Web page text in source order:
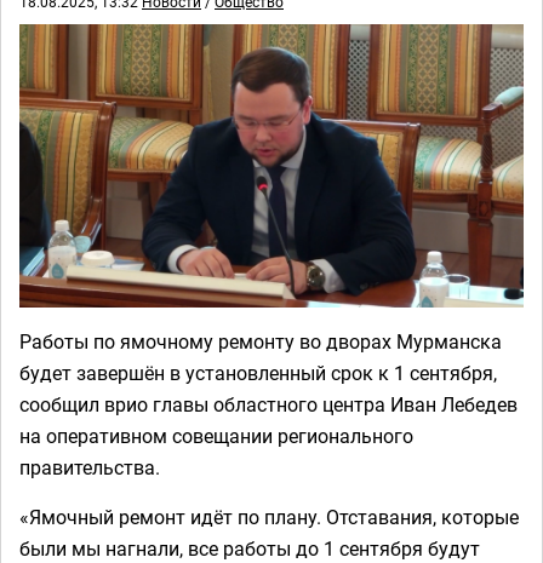
Работы по ямочному ремонту во дворах Мурманска
будет завершён в установленный срок к 1 сентября,
сообщил врио главы областного центра Иван Лебедев
на оперативном совещании регионального
правительства.
«Ямочный ремонт идёт по плану. Отставания, которые
были мы нагнали, все работы до 1 сентября будут